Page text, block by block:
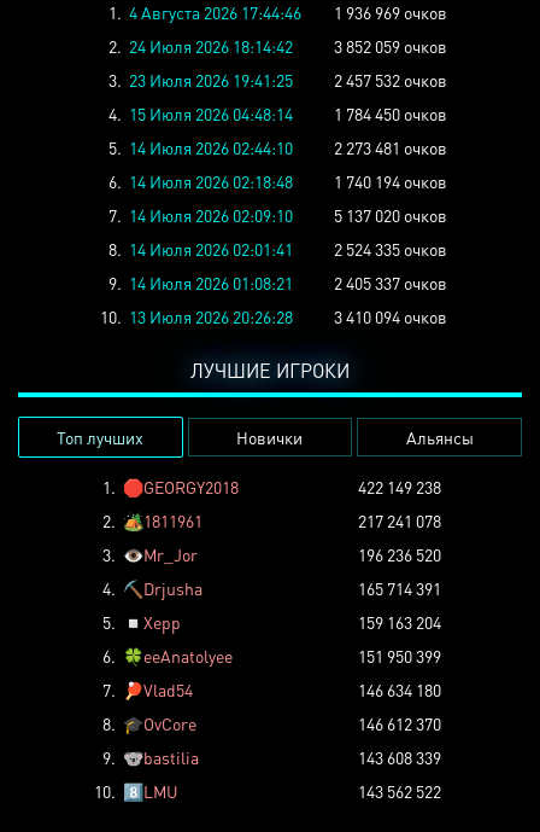
1. 4 Августа 2026 17:44:46
1 936 969 очков
2. 24 Июля 2026 18:14:42
3 852 059 очков
3. 23 Июля 2026 19:41:25
2 457 532 очков
4. 15 Июля 2026 04:48:14
1 784 450 очков
5. 14 Июля 2026 02:44:10
2 273 481 очков
6. 14 Июля 2026 02:18:48
1 740 194 очков
7. 14 Июля 2026 02:09:10
5 137 020 очков
8. 14 Июля 2026 02:01:41
2 524 335 очков
9. 14 Июля 2026 01:08:21
2 405 337 очков
10. 13 Июля 2026 20:26:28 3 410 094 очков
ЛУЧШИЕ ИГРОКИ
Топ лучших Новички Альянсы
1. 🛑GEORGY2018
422 149 238
2. 🏕️1811961
217 241 078
3. 👁️Mr_Jor
196 236 520
4. ⛏️ Drjusha
165 714 391
5.
◽ Xepp
159 163 204
6. 🍀eeAnatolyee
151 950 399
7.
🏓Vlad54
146 634 180
8. 🎓OvCore
146 612 370
9. 🐨bastilia
143 608 339
10. 8️⃣LMU 143 562 522